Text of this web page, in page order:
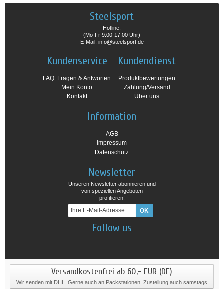
Steelsport
Hotline:
(Mo-Fr 9:00-17:00 Uhr)
E-Mail: info@steelsport.de
Kundenservice
FAQ: Fragen & Antworten
Mein Konto
Kontakt
Kundendienst
Produktbewertungen
Zahlung/Versand
Über uns
Information
AGB
Impressum
Datenschutz
Newsletter
Unseren Newsletter abonnieren und
von speziellen Angeboten
profitieren!
Follow us
Versandkostenfrei ab 60,- EUR (DE)
Wir senden mit DHL. Gerne auch an Packstationen. Zustellung auch samstags